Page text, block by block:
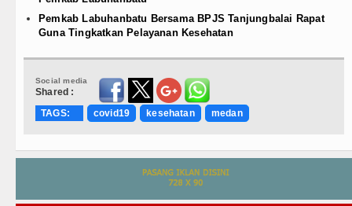
Pemkab Labuhanbatu Bersama BPJS Tanjungbalai Rapat
Guna Tingkatkan Pelayanan Kesehatan
Social media
Shared :
TAGS:
covid19 kesehatan medan